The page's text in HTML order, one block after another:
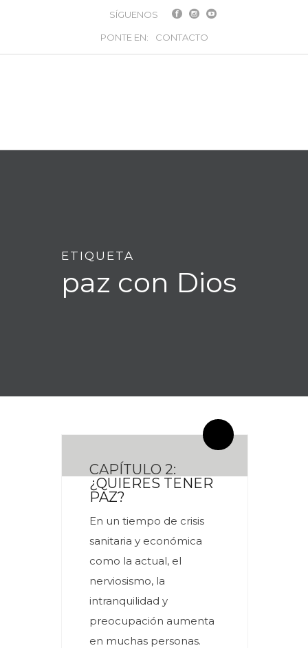
SÍGUENOS
PONTE EN: CONTACTO
ETIQUETA
paz con Dios
CAPÍTULO 2:
¿QUIERES TENER
PAZ?
En un tiempo de crisis
sanitaria y económica
como la actual, el
nerviosismo, la
intranquilidad y
preocupación aumenta
en muchas personas.